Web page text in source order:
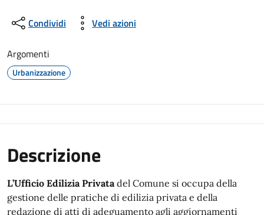
Condividi Vedi azioni
Argomenti
Urbanizzazione
Descrizione
L’Ufficio Edilizia Privatadel Comune si occupa della
gestione delle pratiche di edilizia privata e della
redazione di atti di adeguamento agli aggiornamenti